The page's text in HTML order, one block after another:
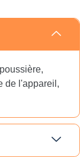
de l'appareil,